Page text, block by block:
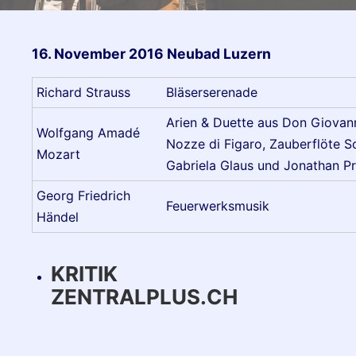
16. November 2016 Neubad Luzern
Richard Strauss Bläserserenade
Wolfgang Amadé
Mozart
Arien & Duette aus Don
Nozze di Figaro, Zauberflöte
Gabriela Glaus und Jonathan
Georg Friedrich
Händel
Feuerwerksmusik
KRITIK
ZENTRALPLUS.CH